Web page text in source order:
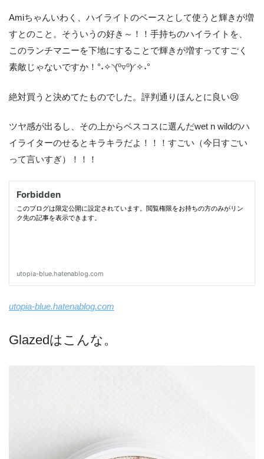
Amiちゃんいわく、ハイライトのベースとして使うと輝きが増
すとのこと。そういうの好き～！！手持ちのハイライトを、
このランチマニーを下地にすることで輝きが増すってすごく
素敵じゃないですか！°˖✧◝(⁰▿⁰)◜✧˖°
絶対買うと決めてたものでした。評判通りほんとに良い😢
ツヤ感が出るし、その上からベスコスに選んだwet n wildのハ
イライターのせるとキラキラだよ！！！すごい（今日すごい
って言いすぎ）！！！
utopia-blue.hatenablog.com
Glazedはこんな。